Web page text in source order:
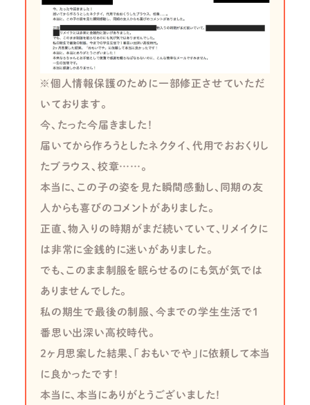
※個人情報保護のために一部修正させていただ
いております。
今、たった今届きました！
届いてから作ろうとしたネクタイ、代用でおおくりし
たブラウス、校章……。
本当に、この子の姿を見た瞬間感動し、同期の友
人からも喜びのコメントがありました。
正直、物入りの時期がまだ続いていて、リメイクに
は非常に金銭的に迷いがありました。
でも、このまま制服を眠らせるのにも気が気では
ありませんでした。
私の期生で最後の制服、今までの学生生活で１
番思い出深い高校時代。
2ヶ月思案した結果、「おもいでや」に依頼して本当
に良かったです！
本当に、本当にありがとうございました！